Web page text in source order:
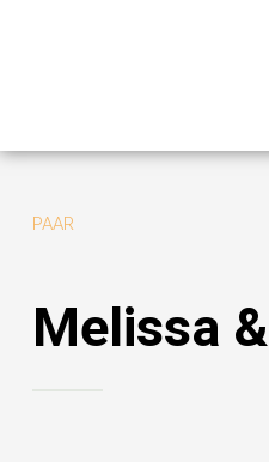
PAAR
Melissa